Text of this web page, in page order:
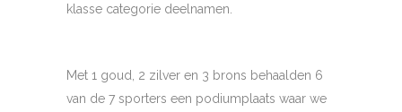
klasse categorie deelnamen.
Met 1 goud, 2 zilver en 3 brons behaalden 6
van de 7 sporters een podiumplaats waar we